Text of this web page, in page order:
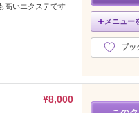
高いエクステです
メニュー
ブッ
¥8,000